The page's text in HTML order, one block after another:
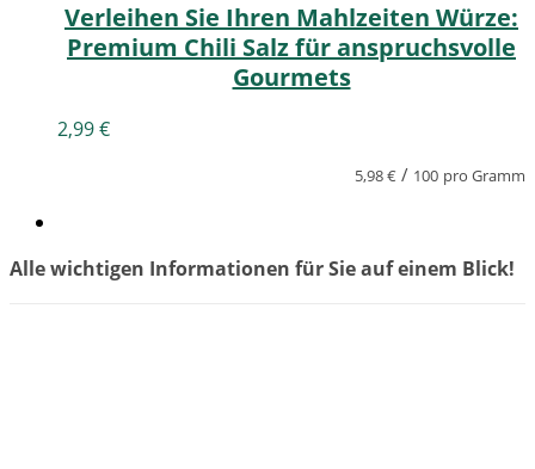
Verleihen Sie Ihren Mahlzeiten Würze:
Premium Chili Salz für anspruchsvolle
Gourmets
2,99€
5,98€ / 100 pro Gramm
Alle wichtigen Informationen für Sie auf einem Blick!